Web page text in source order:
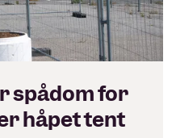
spådom for
håpet tent